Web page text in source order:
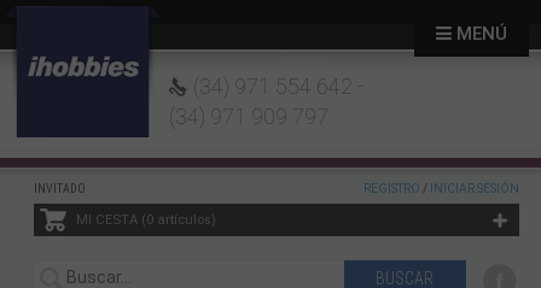
(34) 971 554 642 -
(34) 971 909 797
INVITADO REGISTRO / INICIAR SESIÓN
MI CESTA 0artículos
MENÚ